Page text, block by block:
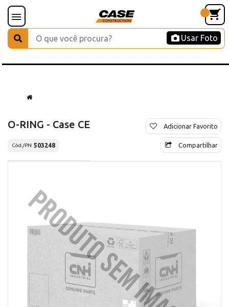
Usar Foto
O-RING - Case CE
Cód./PN 503248
Adicionar Favorito
Compartilhar